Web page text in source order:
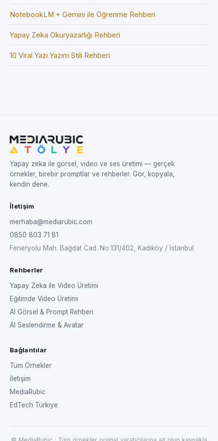
NotebookLM + Gemini ile Öğrenme Rehberi
Yapay Zeka Okuryazarlığı Rehberi
10 Viral Yazı Yazım Stili Rehberi
Yapay zeka ile görsel, video ve ses üretimi — gerçek
örnekler, birebir promptlar ve rehberler. Gör, kopyala,
kendin dene.
İletişim
merhaba@mediarubic.com
0850 803 71 81
Feneryolu Mah. Bağdat Cad. No:131/402, Kadıköy / İstanbul
Rehberler
Yapay Zeka ile Video Üretimi
Eğitimde Video Üretimi
AI Görsel & Prompt Rehberi
AI Seslendirme & Avatar
Bağlantılar
Tüm Örnekler
İletişim
MediaRubic
EdTech Türkiye